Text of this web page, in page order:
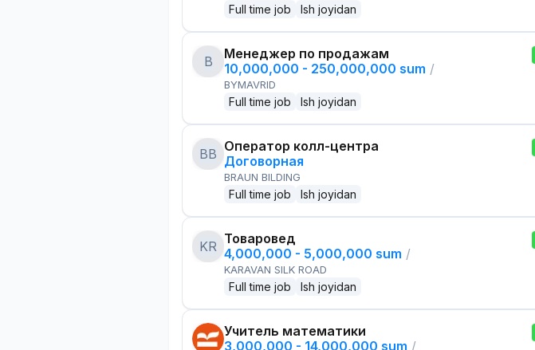
Full time job Ish joyidan
B
Менеджер по продажам
10,000,000 - 250,000,000 sum /
BYMAVRID
Full time job Ish joyidan
BB Оператор колл-центра
Договорная
BRAUN BILDING
Full time job Ish joyidan
KR Товаровед
4,000,000 - 5,000,000 sum /
KARAVAN SILK ROAD
Full time job Ish joyidan
Учитель математики
3,000,000 - 14,000,000 sum /